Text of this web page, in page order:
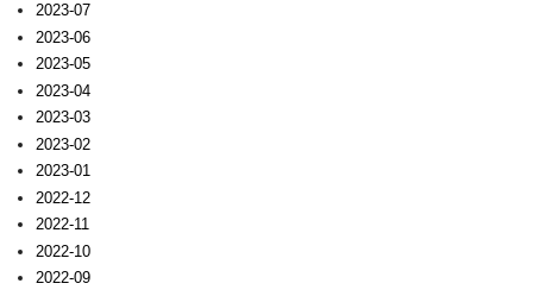
2023-07
2023-06
2023-05
2023-04
2023-03
2023-02
2023-01
2022-12
2022-11
2022-10
2022-09